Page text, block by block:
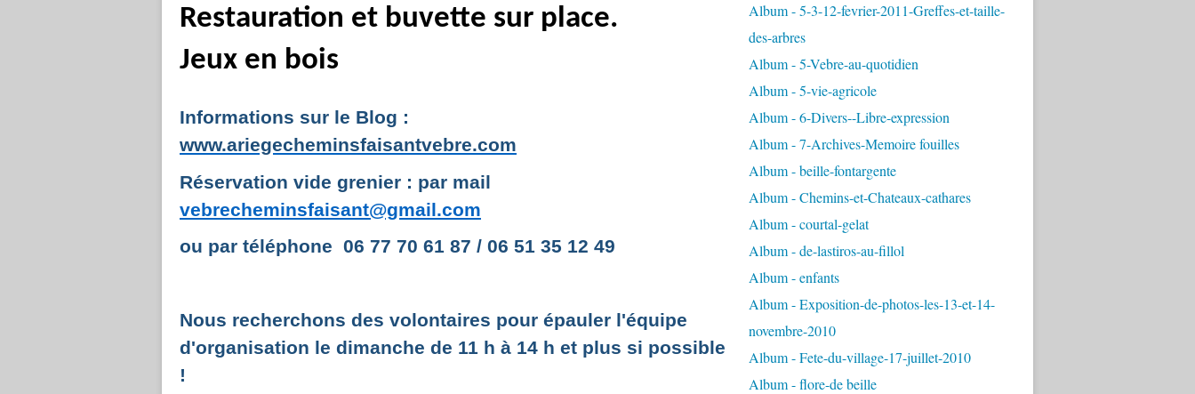
Restauration et buvette sur place.
Jeux en bois
Informations sur le Blog :
www.ariegecheminsfaisantvebre.com
Réservation vide grenier : par mail
vebrecheminsfaisant@gmail.com
ou par téléphone 06 77 70 61 87 / 06 51 35 12 49
Nous recherchons des volontaires pour épauler l'équipe
d'organisation le dimanche de 11 h à 14 h et plus si possible
!
Album - 5-3-12-fevrier-2011-Greffes-et-taille-
des-arbres
Album - 5-Vebre-au-quotidien
Album - 5-vie-agricole
Album - 6-Divers--Libre-expression
Album - 7-Archives-Memoire fouilles
Album - beille-fontargente
Album - Chemins-et-Chateaux-cathares
Album - courtal-gelat
Album - de-lastiros-au-fillol
Album - enfants
Album - Exposition-de-photos-les-13-et-14-
novembre-2010
Album - Fete-du-village-17-juillet-2010
Album - flore-de beille